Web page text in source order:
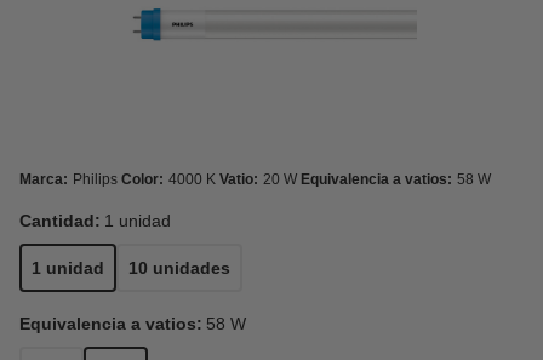
Marca: Philips Color: 4000 K Vatio: 20 W Equivalencia a vatios: 58 W
Cantidad: 1 unidad
1 unidad 10 unidades
Equivalencia a vatios: 58 W